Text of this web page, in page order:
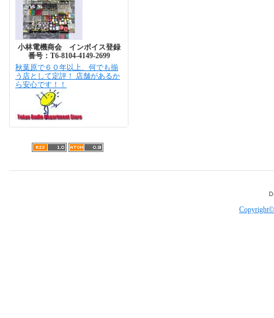
小林電機商会 インボイス登録
番号：T6-8104-4149-2699
秋葉原で６０年以上、何でも揃
う店として定評！ 店舗があるか
ら安心です！！
Copyright©